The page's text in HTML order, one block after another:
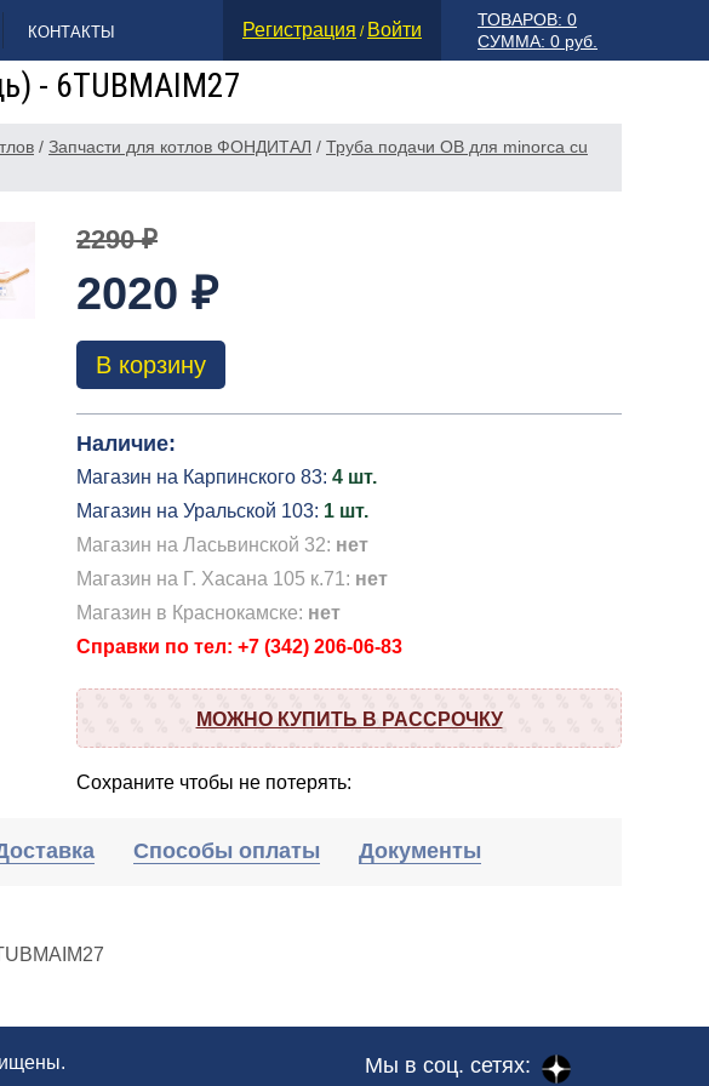
КОНТАКТЫ
ТОВАРОВ: 0
СУММА: 0 руб.
Регистрация / Войти
- 6TUBMAIM27
/ Запчасти для котлов ФОНДИТАЛ / Труба подачи ОВ для minorca cu
2290 ₽
2020 ₽
В корзину
Наличие:
Магазин на Карпинского 83: 4 шт.
Магазин на Уральской 103: 1 шт.
Магазин на Ласьвинской 32: нет
Магазин на Г. Хасана 105 к.71: нет
Магазин в Краснокамске: нет
Справки по тел: +7 (342) 206-06-83
МОЖНО КУПИТЬ В РАССРОЧКУ
Сохраните чтобы не потерять:
Способы оплаты Документы
Мы в соц. сетях: